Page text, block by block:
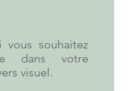
souhaitez
dans votre
visuel.